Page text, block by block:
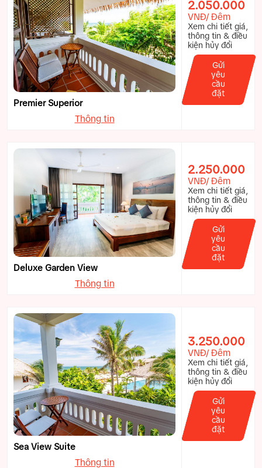
Premier Superior
Thông tin
2.050.000
VNĐ/ Đêm
Xem chi tiết giá,
thông tin & điều
kiện hủy đổi
Gửi
yêu
cầu
đặt
Deluxe Garden View
Thông tin
2.250.000
VNĐ/ Đêm
Xem chi tiết giá,
thông tin & điều
kiện hủy đổi
Gửi
yêu
cầu
đặt
Sea View Suite
Thông tin
3.250.000
VNĐ/ Đêm
Xem chi tiết giá,
thông tin & điều
kiện hủy đổi
Gửi
yêu
cầu
đặt